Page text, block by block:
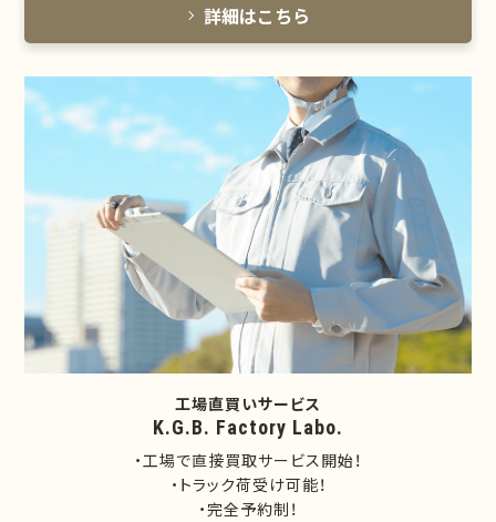
詳細はこちら
工場直買いサービス
K.G.B. Factory Labo.
・工場で直接買取サービス開始！
・トラック荷受け可能！
・完全予約制！